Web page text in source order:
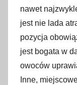
nawet
jest nie lada
pozycja
jest bogata w
owoców
Inne,